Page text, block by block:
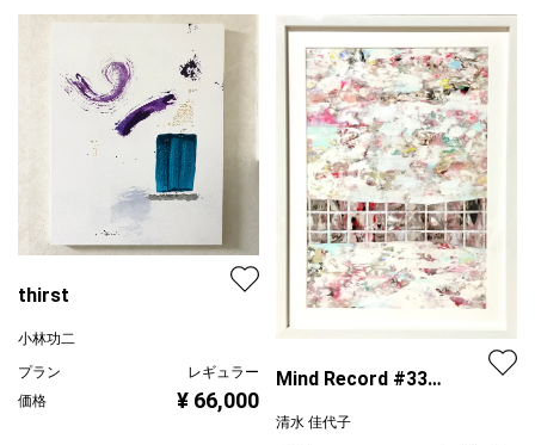
thirst
小林功二
プラン
レギュラー
価格
¥ 66,000
Mind Record #33
清水 佳代子